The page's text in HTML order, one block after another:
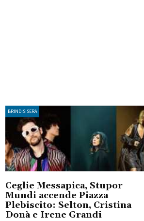
BRINDISISERA
Ceglie Messapica, Stupor
Mundi accende Piazza
Plebiscito: Selton, Cristina
Donà e Irene Grandi